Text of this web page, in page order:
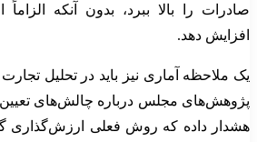
صادرات را بالا ببرد، بدون آنکه
افزایش دهد.
یک ملاحظه آماری نیز باید در تحلیل
پژوهش‌های مجلس درباره چالش‌های تعیین
هشدار داده که روش فعلی ارزش‌گذاری